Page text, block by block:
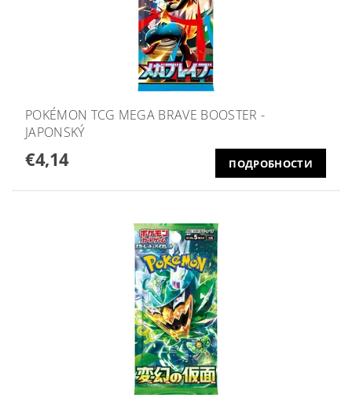
POKÉMON TCG MEGA BRAVE BOOSTER -
JAPONSKÝ
€4,14 ПОДРОБНОСТИ